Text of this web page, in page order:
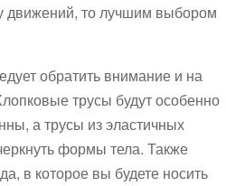
движений, то лучшим выбором
обратить внимание и на
трусы будут особенно
а трусы из эластичных
формы тела. Также
в которое вы будете носить